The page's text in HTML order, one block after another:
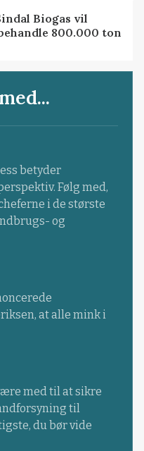
Biogas vil
800.000 ton
betyder
Følg med,
i de største
og
at alle mink i
med til at sikre
til
du bør vide